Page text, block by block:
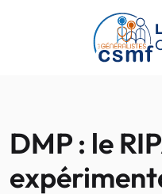
Passer au contenu principal
DMP : le